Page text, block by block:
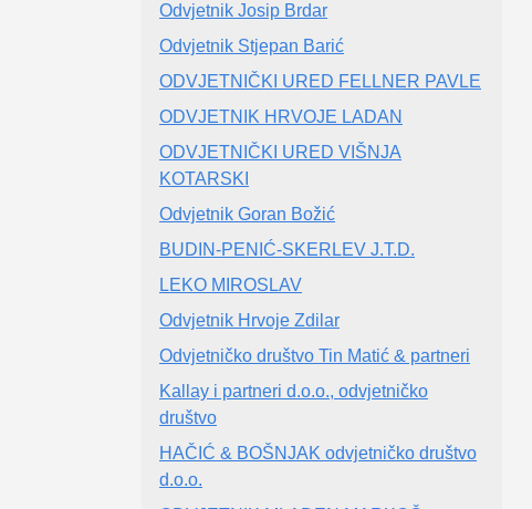
Odvjetnik Josip Brdar
Odvjetnik Stjepan Barić
ODVJETNIČKI URED FELLNER PAVLE
ODVJETNIK HRVOJE LADAN
ODVJETNIČKI URED VIŠNJA
KOTARSKI
Odvjetnik Goran Božić
BUDIN-PENIĆ-SKERLEV J.T.D.
LEKO MIROSLAV
Odvjetnik Hrvoje Zdilar
Odvjetničko društvo Tin Matić & partneri
Kallay i partneri d.o.o., odvjetničko
društvo
HAČIĆ & BOŠNJAK odvjetničko društvo
d.o.o.